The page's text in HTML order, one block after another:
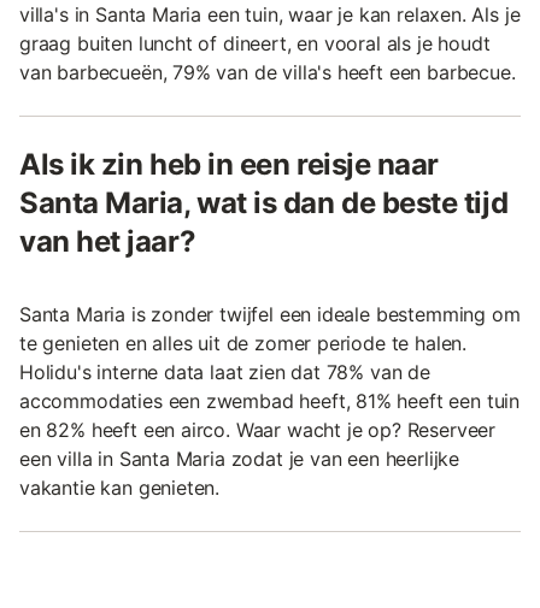
villa's in Santa Maria een tuin, waar je kan relaxen. Als je
graag buiten luncht of dineert, en vooral als je houdt
van barbecueën, 79% van de villa's heeft een barbecue.
Als ik zin heb in een reisje naar
Santa Maria, wat is dan de beste tijd
van het jaar?
Santa Maria is zonder twijfel een ideale bestemming om
te genieten en alles uit de zomer periode te halen.
Holidu's interne data laat zien dat 78% van de
accommodaties een zwembad heeft, 81% heeft een tuin
en 82% heeft een airco. Waar wacht je op? Reserveer
een villa in Santa Maria zodat je van een heerlijke
vakantie kan genieten.